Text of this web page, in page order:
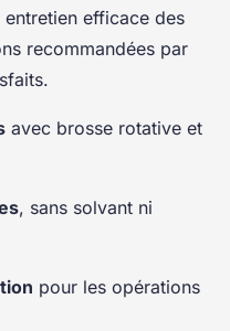
efficace des
recommandées par
avec brosse rotative et
, sans solvant ni
pour les opérations